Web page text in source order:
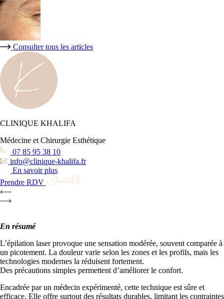
Consulter tous les articles
CLINIQUE KHALIFA
Médecine et Chirurgie Esthétique
07 85 95 38 10
info@clinique-khalifa.fr
En savoir plus
Prendre RDV
En résumé
L’épilation laser provoque une sensation modérée, souvent comparée à
un picotement. La douleur varie selon les zones et les profils, mais les
technologies modernes la réduisent fortement.
Des précautions simples permettent d’améliorer le confort.
Encadrée par un médecin expérimenté, cette technique est sûre et
efficace. Elle offre surtout des résultats durables, limitant les contraintes